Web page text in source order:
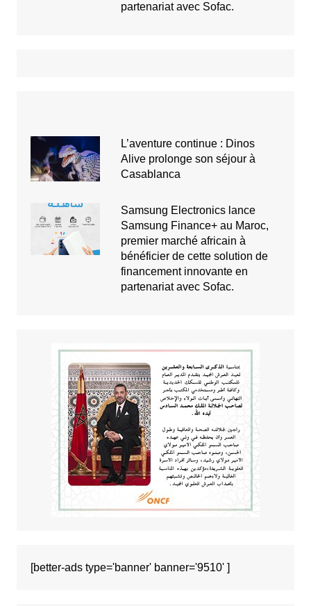
partenariat avec Sofac.
L’aventure continue : Dinos
Alive prolonge son séjour à
Casablanca
Samsung Electronics lance
Samsung Finance+ au Maroc,
premier marché africain à
bénéficier de cette solution de
financement innovante en
partenariat avec Sofac.
[better-ads type='banner' banner='9510' ]